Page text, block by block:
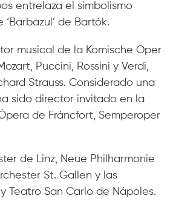
entrelaza el simbolismo
de Bartók.
musical de la Komische Oper
Puccini, Rossini y Verdi,
Strauss. Considerado una
sido director invitado en la
de Fráncfort, Semperoper
de Linz, Neue Philharmonie
St. Gallen y las
Teatro San Carlo de Nápoles.